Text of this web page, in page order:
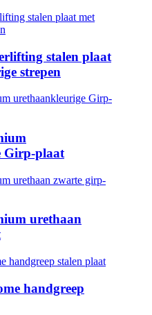
stalen plaat
strepen
Girp-plaat
urethaan
handgreep